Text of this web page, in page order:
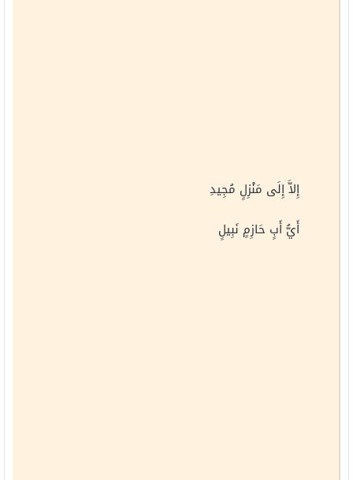
إِلاَّ إِلَى مَنْزِلٍ مُجِيدِ
أَيُّ أَبٍ حَازِمٍ نَبِيلٍ